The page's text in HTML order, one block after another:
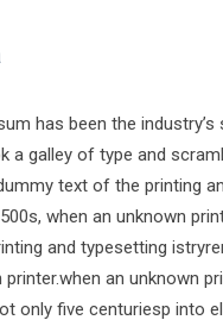
has been the
a galley of type and
text of the printing
when an unknown
and typesetting
an unknown
only five centuriesp into